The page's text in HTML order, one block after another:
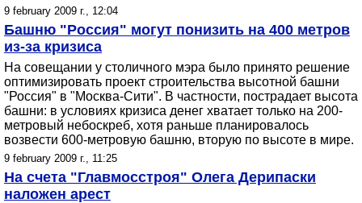
9 february 2009 г., 12:04
Башню "Россия" могут понизить на 400 метров
из-за кризиса
На совещании у столичного мэра было принято решение
оптимизировать проект строительства высотной башни
"Россия" в "Москва-Сити". В частности, пострадает высота
башни: в условиях кризиса денег хватает только на 200-
метровый небоскреб, хотя раньше планировалось
возвести 600-метровую башню, вторую по высоте в мире.
9 february 2009 г., 11:25
На счета "Главмосстроя" Олега Дерипаски
наложен арест